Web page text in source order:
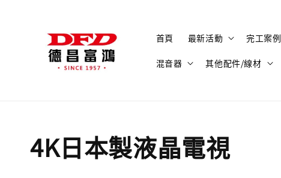
首頁 最新活動 完工案例
混音器 其他配件/線材
4K日本製液晶電視